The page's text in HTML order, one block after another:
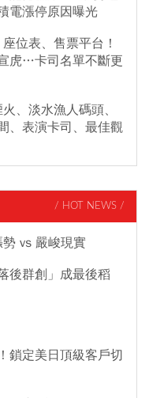
電漲停原因曝光
位表、售票平台！
虎…卡司名單不斷更
、淡水漁人碼頭、
、表演卡司、最佳觀
/ HOT NEWS /
vs 嚴峻現實
後群創」成最後稻
鎖定美日頂級客戶切